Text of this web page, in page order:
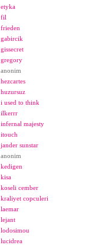
etyka
fil
frieden
gabircik
gissecret
gregory
anonim
hezcartes
huzursuz
i used to think
ilkerrr
infernal majesty
itouch
jander sunstar
anonim
kedigen
kisa
koseli cember
kraliyet copculeri
laemar
lejant
lodosimou
lucidrea